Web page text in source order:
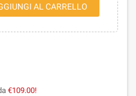
AL CARRELLO
€109.00!